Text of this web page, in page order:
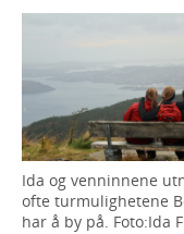
Ida og venninnene
ofte turmulighetene
har å by på. Foto:Ida